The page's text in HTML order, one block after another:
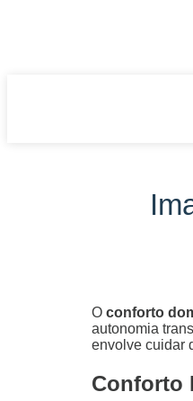
O conforto
autonomia
envolve cuidar
Conforto